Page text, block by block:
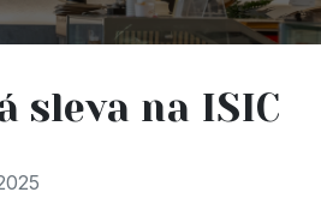
sleva na ISIC